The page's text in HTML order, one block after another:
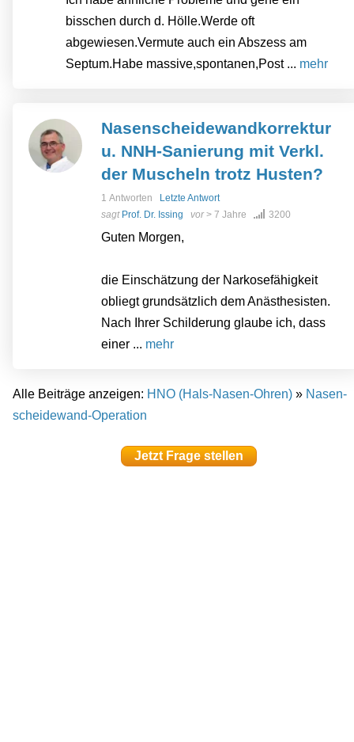
bisschen durch d. Hölle.Werde oft
abgewiesen.Vermute auch ein Abszess am
Septum.Habe massive,spontanen,Post ... mehr
Nasenscheidewandkorrektur
u. NNH-Sanierung mit Verkl.
der Muscheln trotz Husten?
1 Antworten Letzte Antwort
sagt Prof. Dr. Issing vor> 7 Jahre 3200
Guten Morgen,
die Einschätzung der Narkosefähigkeit
obliegt grundsätzlich dem Anästhesisten.
Nach Ihrer Schilderung glaube ich, dass
einer ... mehr
Alle Beiträge anzeigen: HNO (Hals-Nasen-Ohren) » Nasen­
scheidewand-Operation
Jetzt Frage stellen